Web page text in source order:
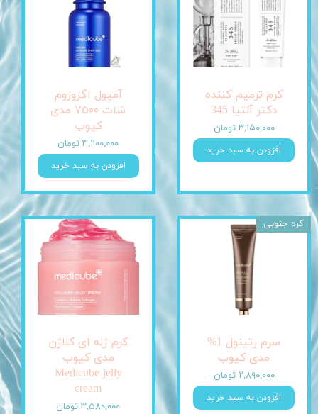
کرم ترمیم کننده
دکتر آلتیا 345
۳,۱۵۰,۰۰۰ تومان
افزودن به سبد خرید
آمپول اگزوزوم
شات ٧٥٠٠ مدی
کیوب
۳,۲۰۰,۰۰۰ تومان
افزودن به سبد خرید
سرم رتینول 1%
مدی کیوب
۲,۸۹۰,۰۰۰ تومان
افزودن به سبد خرید
کره جنوبی
کرم ژله ای کلاژن
مدی کیوب
Medicube jelly
cream
۳,۵۸۰,۰۰۰ تومان